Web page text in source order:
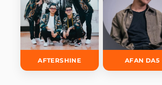
AFTERSHINE AFAN DA5